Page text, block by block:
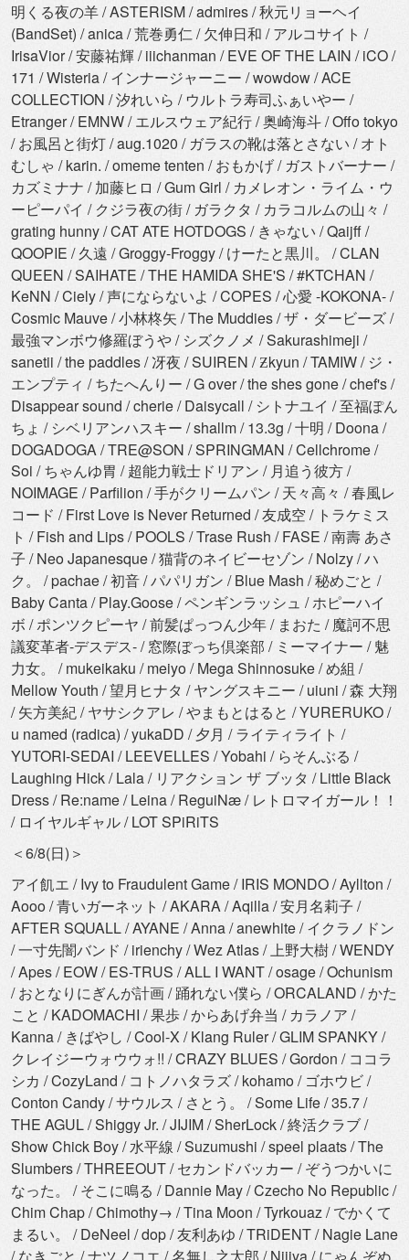
明くる夜の羊 / ASTERISM / admires / 秋元リョーヘイ
(BandSet) / anica / 荒巻勇仁 / 欠伸日和 / アルコサイト /
IrisaVior / 安藤祐輝 / iiichanman / EVE OF THE LAIN / iCO /
171 / Wisteria / インナージャーニー / wowdow / ACE
COLLECTION / 汐れいら / ウルトラ寿司ふぁいやー /
Etranger / EMNW / エルスウェア紀行 / 奥崎海斗 / Offo tokyo
/ お風呂と街灯 / aug.1020 / ガラスの靴は落とさない / オト
むしゃ / karin. / omeme tenten / おもかげ / ガストバーナー /
カズミナナ / 加藤ヒロ / Gum Girl / カメレオン・ライム・ウ
ーピーパイ / クジラ夜の街 / ガラクタ / カラコルムの山々 /
grating hunny / CAT ATE HOTDOGS / きゃない / Qaijff /
QOOPIE / 久遠 / Groggy-Froggy / けーたと黒川。 / CLAN
QUEEN / SAIHATE / THE HAMIDA SHE'S / #KTCHAN /
KeNN / Ciely / 声にならないよ / COPES / 心愛 -KOKONA- /
Cosmic Mauve / 小林柊矢 / The Muddies / ザ・ダービーズ /
最強マンボウ修羅ぼうや / シズクノメ / Sakurashimeji /
sanetii / the paddles / 冴夜 / SUIREN / Ƶkyun / TAMIW / ジ・
エンプティ / ちたへんりー / G over / the shes gone / chef's /
Disappear sound / cherie / Daisycall / シトナユイ / 至福ぽん
ちょ / シベリアンハスキー / shallm / 13.3g / 十明 / Doona /
DOGADOGA / TRE@SON / SPRINGMAN / Cellchrome /
Soi / ちゃんゆ胃 / 超能力戦士ドリアン / 月追う彼方 /
NOIMAGE / Parfilion / 手がクリームパン / 天々高々 / 春風レ
コード / First Love is Never Returned / 友成空 / トラケミス
ト / Fish and Lips / POOLS / Trase Rush / FASE / 南壽 あさ
子 / Neo Japanesque / 猫背のネイビーセゾン / Nolzy / ハ
ク。 / pachae / 初音 / パパリガン / Blue Mash / 秘めごと /
Baby Canta / Play.Goose / ペンギンラッシュ / ホピーハイ
ボ / ポンツクピーヤ / 前髪ぱっつん少年 / まおた / 魔訶不思
議変革者-デスデス- / 窓際ぼっち倶楽部 / ミーマイナー / 魅
力女。 / mukeikaku / meiyo / Mega Shinnosuke / め組 /
Mellow Youth / 望月ヒナタ / ヤングスキニー / uiuni / 森 大翔
/ 矢方美紀 / ヤサシクアレ / やまもとはると / YURERUKO /
u named (radica) / yukaDD / 夕月 / ライティライト /
YUTORI-SEDAI / LEEVELLES / Yobahi / らそんぶる /
Laughing Hick / Lala / リアクション ザ ブッタ / Little Black
Dress / Re:name / Leina / ReguiNæ / レトロマイガール！！
/ ロイヤルギャル / LOT SPiRiTS
＜6/8(日)＞
アイ飢エ / Ivy to Fraudulent Game / IRIS MONDO / Ayllton /
Aooo / 青いガーネット / AKARA / Aqilla / 安月名莉子 /
AFTER SQUALL / AYANE / Anna / anewhite / イクラノドン
/ 一寸先闇バンド / irienchy / Wez Atlas / 上野大樹 / WENDY
/ Apes / EOW / ES-TRUS / ALL I WANT / osage / Ochunism
/ おとなりにぎんが計画 / 踊れない僕ら / ORCALAND / かた
こと / KADOMACHI / 果歩 / からあげ弁当 / カラノア /
Kanna / きばやし / Cool-X / Klang Ruler / GLIM SPANKY /
クレイジーウォウウォ!! / CRAZY BLUES / Gordon / ココラ
シカ / CozyLand / コトノハタラズ / kohamo / ゴホウビ /
Conton Candy / サウルス / さとう。 / Some Life / 35.7 /
THE AGUL / Shiggy Jr. / JIJIM / SherLock / 終活クラブ /
Show Chick Boy / 水平線 / Suzumushi / speel plaats / The
Slumbers / THREEOUT / セカンドバッカー / ぞうつかいに
なった。 / そこに鳴る / Dannie May / Czecho No Republic /
Chim Chap / Chimothy→ / Tina Moon / Tyrkouaz / でかくて
まるい。 / DeNeel / dop / 友利あゆ / TRiDENT / Nagie Lane